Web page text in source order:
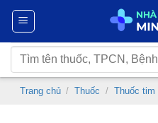
Chuyển
nội
dung
Tìm
kiếm:
Trang chủ / Thuốc / Thuốc tim